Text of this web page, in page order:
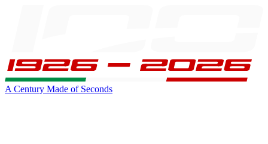
A Century Made of Seconds